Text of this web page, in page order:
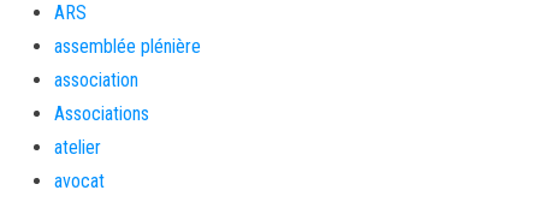
ARS
assemblée plénière
association
Associations
atelier
avocat